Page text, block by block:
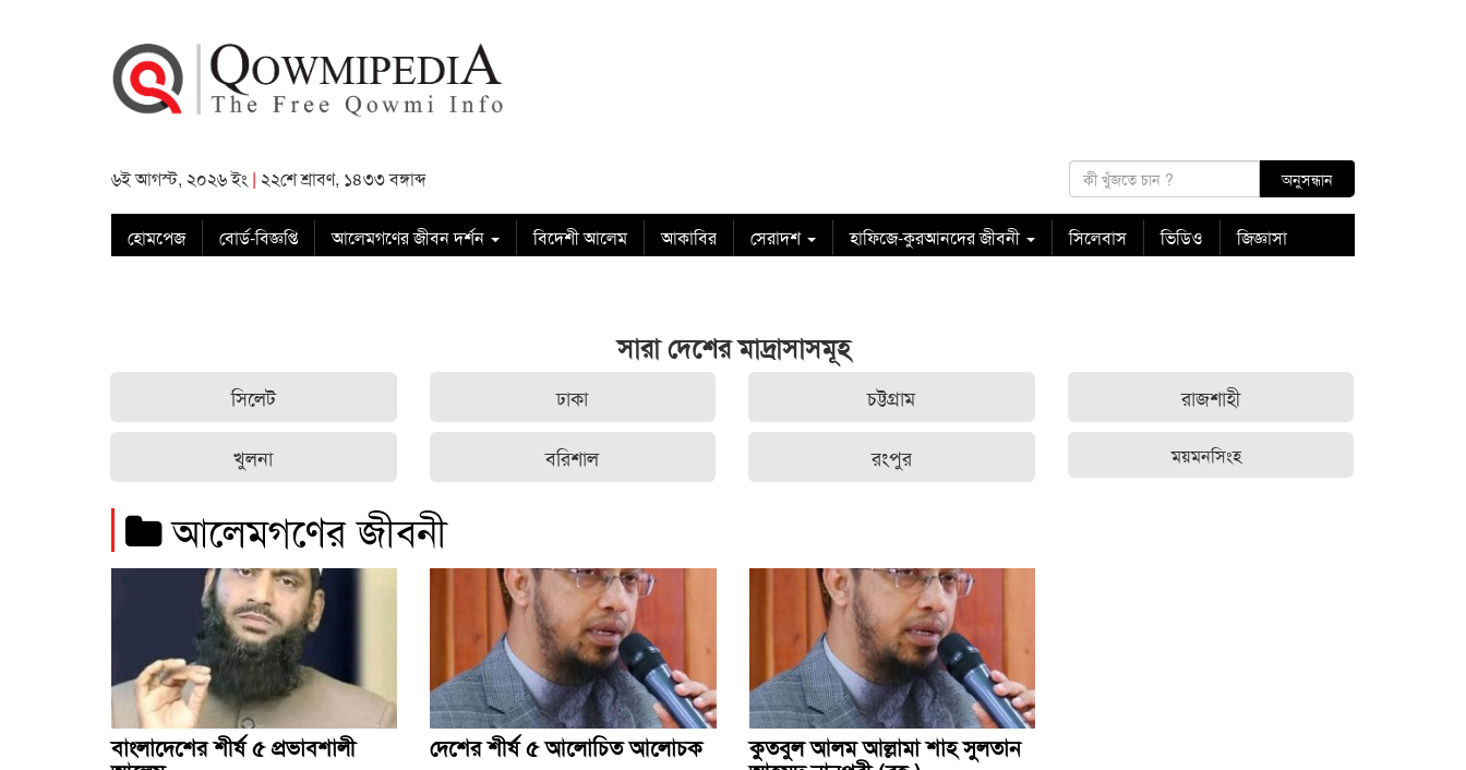
৬ই আগস্ট, ২০২৬ ইং | ২২শে শ্রাবণ, ১৪৩৩ বঙ্গাব্দ
হোমপেজ বোর্ড-বিজ্ঞপ্তি আলেমগণের জীবন দর্শন বিদেশী আলেম আকাবির সেরাদশ হাফিজে-কুরআনদের জীবনী সিলেবাস ভিডিও জিজ্ঞাসা
সারা দেশের মাদ্রাসাসমূহ
সিলেট ঢাকা চট্টগ্রাম রাজশাহী
খুলনা বরিশাল রংপুর ময়মনসিংহ
আলেমগণের জীবনী
বাংলাদেশের শীর্ষ ৫ প্রভাবশালী দেশের শীর্ষ ৫ আলোচিত আলোচক কুতবুল আলম আল্লামা শাহ সুলতান